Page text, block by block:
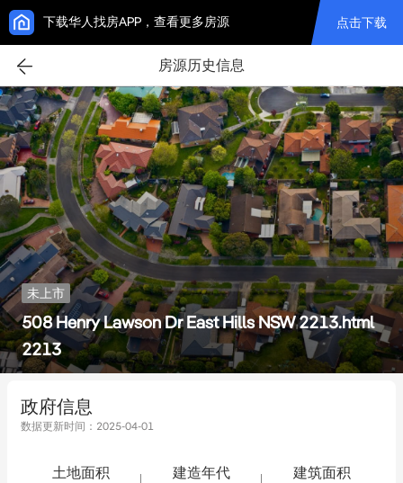
下载华人找房APP，查看更多房源 点击下载
房源历史信息
未上市
508 Henry Lawson Dr East Hills NSW 2213.html
2213
政府信息
数据更新时间： 2025-04-01
土地面积
建造年代
建筑面积